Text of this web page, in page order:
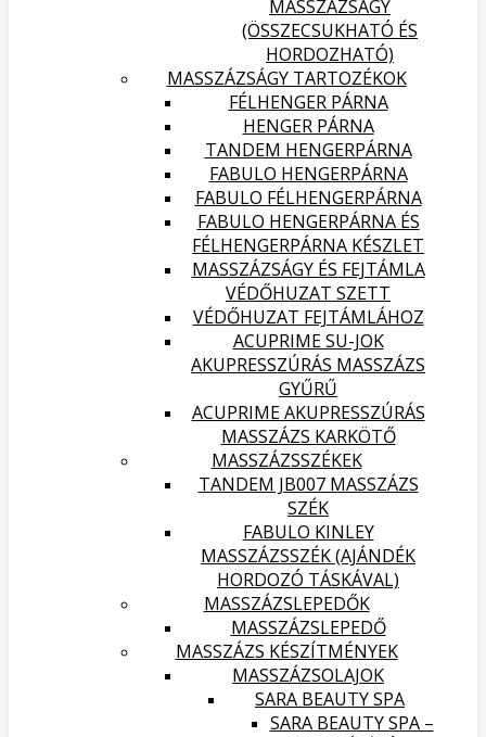
MASSZÁZSÁGY
(ÖSSZECSUKHATÓ ÉS
HORDOZHATÓ)
MASSZÁZSÁGY TARTOZÉKOK
FÉLHENGER PÁRNA
HENGER PÁRNA
TANDEM HENGERPÁRNA
FABULO HENGERPÁRNA
FABULO FÉLHENGERPÁRNA
FABULO HENGERPÁRNA ÉS
FÉLHENGERPÁRNA KÉSZLET
MASSZÁZSÁGY ÉS FEJTÁMLA
VÉDŐHUZAT SZETT
VÉDŐHUZAT FEJTÁMLÁHOZ
ACUPRIME SU-JOK
AKUPRESSZÚRÁS MASSZÁZS
GYŰRŰ
ACUPRIME AKUPRESSZÚRÁS
MASSZÁZS KARKÖTŐ
MASSZÁZSSZÉKEK
TANDEM JB007 MASSZÁZS
SZÉK
FABULO KINLEY
MASSZÁZSSZÉK (AJÁNDÉK
HORDOZÓ TÁSKÁVAL)
MASSZÁZSLEPEDŐK
MASSZÁZSLEPEDŐ
MASSZÁZS KÉSZÍTMÉNYEK
MASSZÁZSOLAJOK
SARA BEAUTY SPA
SARA BEAUTY SPA –